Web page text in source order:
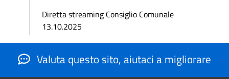
Diretta streaming Consiglio Comunale
13.10.2025
Valuta questo sito, aiutaci a migliorare